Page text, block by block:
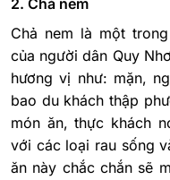
2. Chả nem
Chả nem là một
của người dân Quy
hương vị như: mặn,
bao du khách thập
món ăn, thực khách
với các loại rau sống
ăn này chắc chắn sẽ